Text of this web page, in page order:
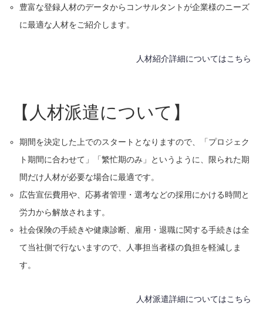
豊富な登録人材のデータからコンサルタントが企業様のニーズ
に最適な人材をご紹介します。
人材紹介詳細についてはこちら
【人材派遣について】
期間を決定した上でのスタートとなりますので、「プロジェク
ト期間に合わせて」「繁忙期のみ」というように、限られた期
間だけ人材が必要な場合に最適です。
広告宣伝費用や、応募者管理・選考などの採用にかける時間と
労力から解放されます。
社会保険の手続きや健康診断、雇用・退職に関する手続きは全
て当社側で行ないますので、人事担当者様の負担を軽減しま
す。
人材派遣詳細についてはこちら